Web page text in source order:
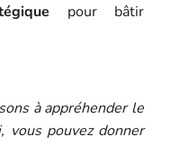
pour bâtir
à appréhender le
vous pouvez donner